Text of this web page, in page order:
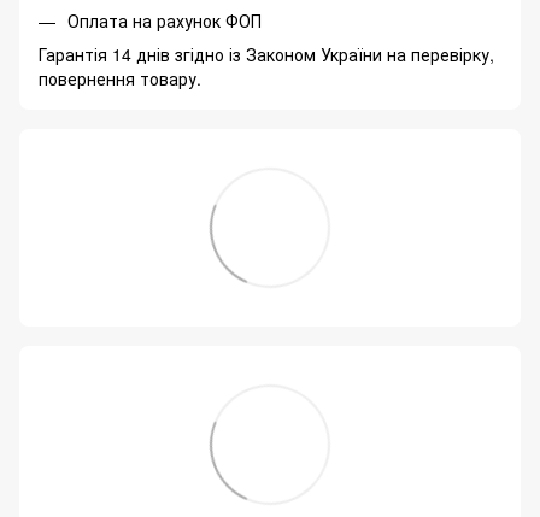
Оплата на рахунок ФОП
Гарантія 14 днів згідно із Законом України на перевірку,
повернення товару.